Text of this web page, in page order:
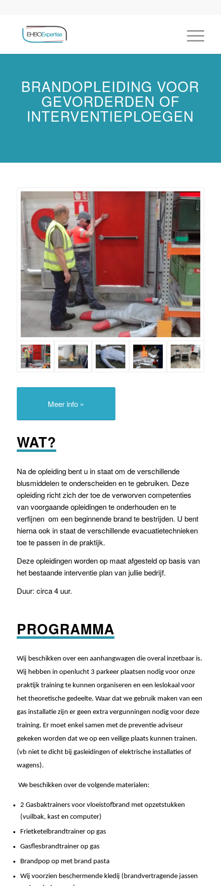
BRANDOPLEIDING VOOR
GEVORDERDEN OF
INTERVENTIEPLOEGEN
Meer info »
WAT?
Na de opleiding bent u in staat om de verschillende
blusmiddelen te onderscheiden en te gebruiken. Deze
opleiding richt zich der toe de verworven competenties
van voorgaande opleidingen te onderhouden en te
verfijnen om een beginnende brand te bestrijden. U bent
hierna ook in staat de verschillende evacuatietechnieken
toe te passen in de praktijk.
Deze opleidingen worden op maat afgesteld op basis van
het bestaande interventie plan van jullie bedrijf.
Duur: circa 4 uur.
PROGRAMMA
Wij beschikken over een aanhangwagen die overal inzetbaar is.
Wij hebben in openlucht 3 parkeer plaatsen nodig voor onze
praktijk training te kunnen organiseren en een leslokaal voor
het theoretische gedeelte. Waar dat we gebruik maken van een
gas installatie zijn er geen extra vergunningen nodig voor deze
training. Er moet enkel samen met de preventie adviseur
gekeken worden dat we op een veilige plaats kunnen trainen.
(vb niet te dicht bij gasleidingen of elektrische installaties of
wagens).
We beschikken over de volgende materialen:
2 Gasbaktrainers voor vloeistofbrand met opzetstukken
(vuilbak, kast en computer)
Frietketelbrandtrainer op gas
Gasflesbrandtrainer op gas
Brandpop op met brand pasta
Wij voorzien beschermende kledij (brandvertragende jassen